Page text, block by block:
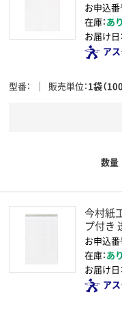
お申込番
在庫：あり
お届け日：
ア
型番 販売単位 1袋（
数量
今村紙
プ付き
お申込番
在庫：あり
お届け日：
ア